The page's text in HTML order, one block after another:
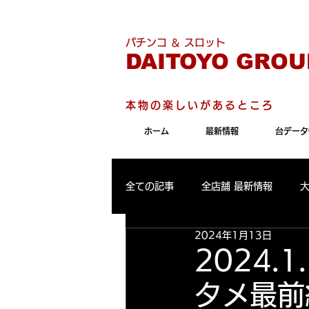
パチンコ ＆ スロット
DAITOYO
本物の楽しいがあるところ
ホーム 最新情報 台デー
全ての記事 全店舗 最新情報
パールサーティーン 最新情報
大東洋東通り店 出玉ランキング
タメ最
2024年1月13日